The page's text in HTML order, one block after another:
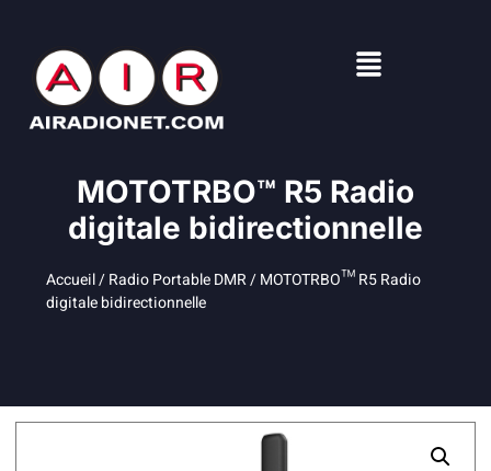
MOTOTRBO™ R5 Radio
digitale bidirectionnelle
Accueil/Radio Portable DMR/ MOTOTRBO™ R5 Radio
digitale bidirectionnelle